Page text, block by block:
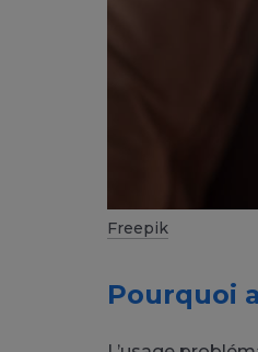
Freepik
Pourquoi